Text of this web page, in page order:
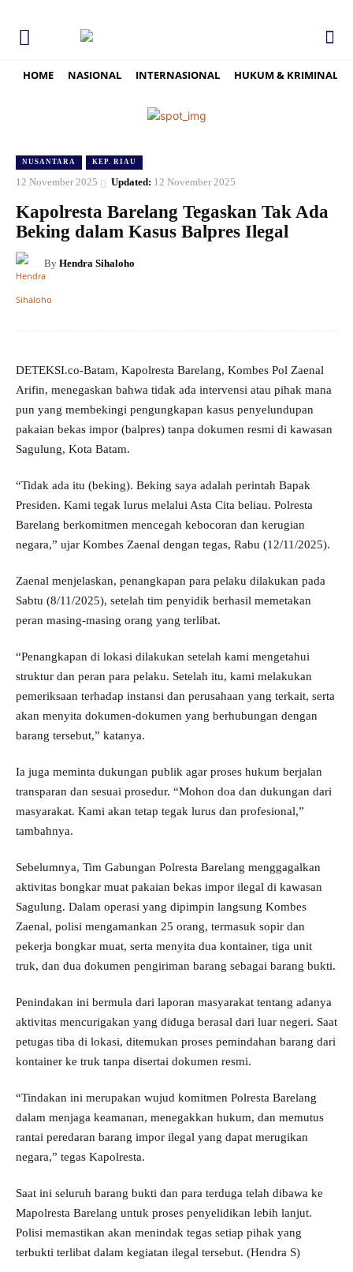
HOME NASIONAL INTERNASIONAL HUKUM & KRIMINAL
NUSANTARA KEP. RIAU
12 November 2025 Updated: 12 November 2025
Kapolresta Barelang Tegaskan Tak Ada
Beking dalam Kasus Balpres Ilegal
By Hendra Sihaloho
DETEKSI.co-Batam, Kapolresta Barelang, Kombes Pol Zaenal
Arifin, menegaskan bahwa tidak ada intervensi atau pihak mana
pun yang membekingi pengungkapan kasus penyelundupan
pakaian bekas impor (balpres) tanpa dokumen resmi di kawasan
Sagulung, Kota Batam.
“Tidak ada itu (beking). Beking saya adalah perintah Bapak
Presiden. Kami tegak lurus melalui Asta Cita beliau. Polresta
Barelang berkomitmen mencegah kebocoran dan kerugian
negara,” ujar Kombes Zaenal dengan tegas, Rabu (12/11/2025).
Zaenal menjelaskan, penangkapan para pelaku dilakukan pada
Sabtu (8/11/2025), setelah tim penyidik berhasil memetakan
peran masing-masing orang yang terlibat.
“Penangkapan di lokasi dilakukan setelah kami mengetahui
struktur dan peran para pelaku. Setelah itu, kami melakukan
pemeriksaan terhadap instansi dan perusahaan yang terkait, serta
akan menyita dokumen-dokumen yang berhubungan dengan
barang tersebut,” katanya.
Ia juga meminta dukungan publik agar proses hukum berjalan
transparan dan sesuai prosedur. “Mohon doa dan dukungan dari
masyarakat. Kami akan tetap tegak lurus dan profesional,”
tambahnya.
Sebelumnya, Tim Gabungan Polresta Barelang menggagalkan
aktivitas bongkar muat pakaian bekas impor ilegal di kawasan
Sagulung. Dalam operasi yang dipimpin langsung Kombes
Zaenal, polisi mengamankan 25 orang, termasuk sopir dan
pekerja bongkar muat, serta menyita dua kontainer, tiga unit
truk, dan dua dokumen pengiriman barang sebagai barang bukti.
Penindakan ini bermula dari laporan masyarakat tentang adanya
aktivitas mencurigakan yang diduga berasal dari luar negeri. Saat
petugas tiba di lokasi, ditemukan proses pemindahan barang dari
kontainer ke truk tanpa disertai dokumen resmi.
“Tindakan ini merupakan wujud komitmen Polresta Barelang
dalam menjaga keamanan, menegakkan hukum, dan memutus
rantai peredaran barang impor ilegal yang dapat merugikan
negara,” tegas Kapolresta.
Saat ini seluruh barang bukti dan para terduga telah dibawa ke
Mapolresta Barelang untuk proses penyelidikan lebih lanjut.
Polisi memastikan akan menindak tegas setiap pihak yang
terbukti terlibat dalam kegiatan ilegal tersebut. (Hendra S)